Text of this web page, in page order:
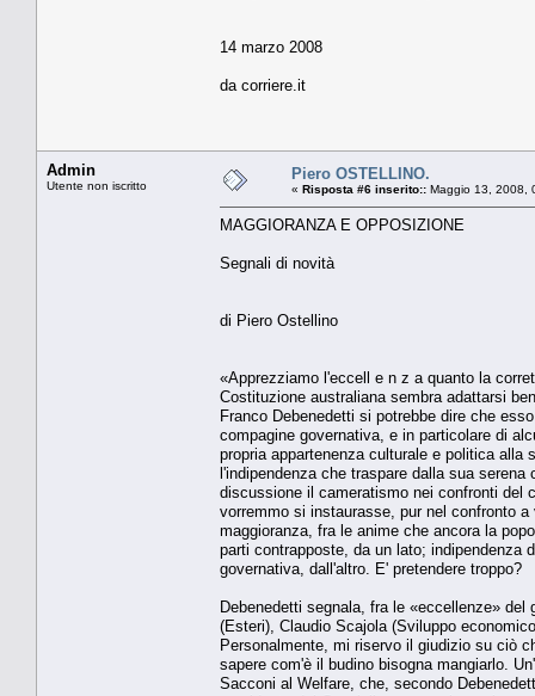
14 marzo 2008
da corriere.it
Admin
Utente non iscritto
Piero OSTELLINO.
« Risposta #6 inserito:: Maggio 13, 2008,
MAGGIORANZA E OPPOSIZIONE
Segnali di novità
di Piero Ostellino
«Apprezziamo l'eccell e n z a quanto la
Costituzione australiana sembra adattarsi
Franco Debenedetti si potrebbe dire che
compagine governativa, e in particolare di
propria appartenenza culturale e politica alla
l'indipendenza che traspare dalla sua
discussione il cameratismo nei confronti del
vorremmo si instaurasse, pur nel confronto
maggioranza, fra le anime che ancora la
parti contrapposte, da un lato; indipendenza
governativa, dall'altro. E' pretendere troppo?
Debenedetti segnala, fra le «eccellenze»
(Esteri), Claudio Scajola (Sviluppo
Personalmente, mi riservo il giudizio su ciò
sapere com'è il budino bisogna mangiarlo.
Sacconi al Welfare, che, secondo